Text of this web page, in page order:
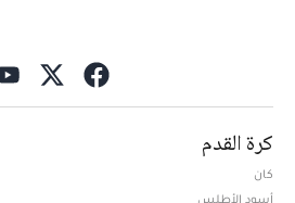
كرة القدم
كان
أسود الأطلس